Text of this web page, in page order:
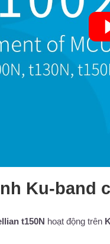
Ku-band
t150N hoạt động trên